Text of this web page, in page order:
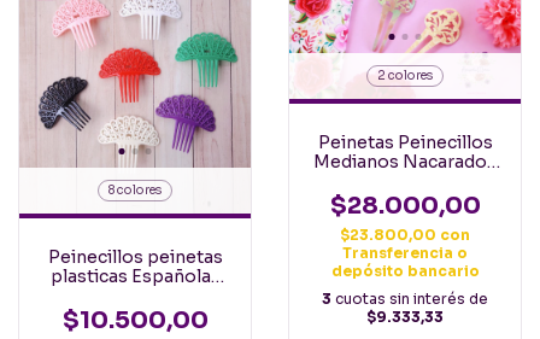
8 colores
Peinecillos peinetas
plasticas Españolas
$10.500,00
2 colores
Peinetas Peinecillos
Medianos Nacarados
$28.000,00
$23.800,00 con
Transferencia o
depósito bancario
3 cuotas sin interés de
$9.333,33